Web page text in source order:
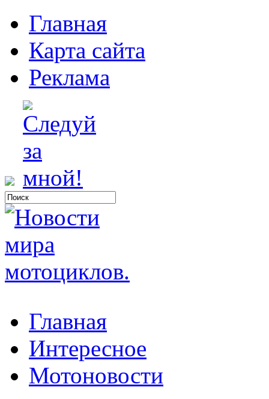
Главная
Карта сайта
Реклама
Главная
Интересное
Мотоновости